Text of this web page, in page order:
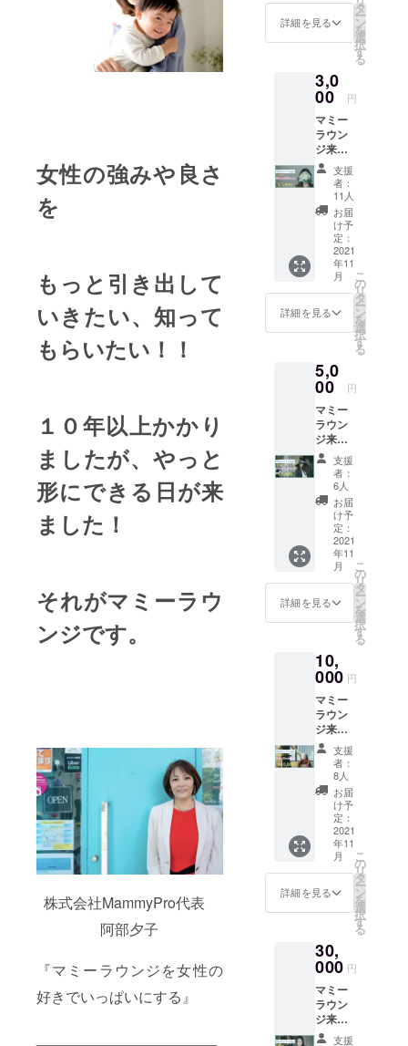
女性の強みや良さ
を
もっと引き出して
いきたい、知って
もらいたい！！
１０年以上かかり
ましたが、やっと
形にできる日が来
ました！
それがマミーラウ
ンジです。
株式会社MammyPro代表
阿部夕子
『マミーラウンジを女性の
好きでいっぱいにする』
を除
く） ・
受け渡
法：来
店時に
お名前
をお伺
いいた
しま
す。店
頭にて
商品券
をお渡
しいた
しま
す。
4月30日
（日祝
を除
受け渡
し方
法：来
店時に
お名前
をお伺
いいた
しま
す。店
頭にて
商品券
をお渡
しいた
しま
す。
ます。
ご予約
ご来店
をおす
すめし
ており
ます。
※託児ご
予約必
須で
す。 ・
有効期
限：
2021年
11月16
日〜
4月30日
（日祝
を除
受け渡
し方
法：来
店時に
お名前
をお伺
いいた
しま
す。店
頭にて
商品券
をお渡
しいた
しま
す。
デザイ
ンも提
けま
す。 ⬜︎
ラッ
シュ
&Class
y 現
在、
オープ
ン準備
中。開
店次第
こちら
でもご
利用い
ます。
ご予約
ご来店
をおす
すめし
ており
ます。
※託児ご
予約必
須で
す。 ・
有効期
限：
2021年
11月16
日〜
4月30日
（日祝
を除
受け渡
し方
法：来
店時に
お名前
をお伺
いいた
しま
す。店
頭にて
商品券
をお渡
しいた
しま
す。
ジュー
スを用
休みの
自由研
お役立
てくだ
さい。
１組
＝大人1
人、子
ども1人
4組限定
のイベ
ントと
なりま
す。 2
予定で
す。
とを
知って
軽くな
りま
す。 数
字が苦
手な人
にもお
すすめ
のセミ
ナー動
画をお
送りし
ます。
APクリ
エイ
ショ
ン
コーチ
https://
www.ap
n.jp
□YouTu
beかず
の部屋
にて
「お金
は感情
と結び
ついて
いる」
の話を
してい
※イメー
ジとし
い。
https://
e/qv2D
xTbezK
c ※2021
年12月
にメー
ルにて
動画を
お送り
いたし
ます。
鯖男プ
ロ
デュー
スして
力派藤
田が、
今回の
クラウ
ドファ
ンディ
ング特
別レシ
ピを作
りまし
た！ 子
どもも
食べれ
るスパ
イスカ
レーレ
シピを
ます。
そし
て、 新
篠津に
て2人の
子ども
がい
る、育
メン農
家経営
者から
の食育
動画を
お送り
いたし
ます。
2021
予定で
す。 子
んの自
由研究
にもお
役立て
くださ
い。
詳細を見る
タ
ー
ン
を
選
択
す
る
3,0
00 円
マミー
ラウン
ジ来店
した女
性へプ
レゼン
トでき
るリ
ターン
【美女
と野獣
コー
ス
3000
円】 カ
フェ・
ル・リ
ラク
ゼー
ション
の３店
舗にて
ご利用
できま
す。
出産、
子育
て、仕
事いつ
も頑
張って
いる女
性に商
あなた
が購入
いただ
いた商
品券を
マミー
ラウン
ジが責
任を
もって
来店し
た女性
にお渡
ししま
す。
Instagr
amにて
ご購入
いただ
のネー
ムを感
謝の気
持ちを
支援
者：
11人
お届
け予
定：
2021
年11
月
詳細を見る
こ
の
リ
タ
ー
ン
を
選
択
す
る
5,0
00 円
マミー
ラウン
ジ来店
した女
性へプ
レゼン
トでき
るリ
ターン
【シン
デレラ
コー
ス
5000
円】 カ
フェ・
ル・リ
ラク
ゼー
ション
の３店
舗にて
ご利用
できま
す。
出産、
子育
て、仕
事いつ
も頑
張って
いる女
性に商
あなた
が購入
いただ
いた商
品券を
マミー
ラウン
支援
者：
6人
お届
け予
定：
2021
年11
月
詳細を見る
こ
の
リ
タ
ー
ン
を
選
択
す
る
10,
000 円
マミー
ラウン
ジ来店
した女
性へプ
レゼン
トでき
るリ
ターン
【ボ
ディ
ガード
コー
ス 1万
円】 カ
フェ・
ル・リ
ラク
ゼー
ション
の３店
舗にて
ご利用
支援
者：
8人
お届
け予
定：
2021
年11
月
詳細を見る
こ
の
リ
タ
ー
ン
を
選
択
す
る
30,
000 円
マミー
ラウン
ジ来店
した女
支援